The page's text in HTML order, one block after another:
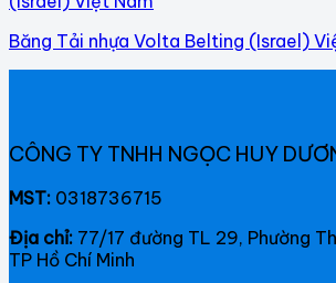
Băng Tải nhựa Volta Belting (Israel)
CÔNG TY TNHH NGỌC HUY
MST: 0318736715
Địa chỉ: 77/17 đường TL 29, Phường
TP Hồ Chí Minh